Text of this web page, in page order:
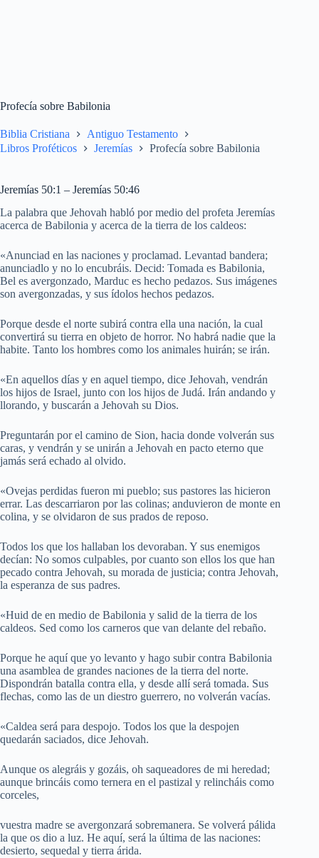
Profecía sobre Babilonia
Biblia Cristiana
Antiguo Testamento
Libros Proféticos
Jeremías Profecía sobre Babilonia
Jeremías 50:1 – Jeremías 50:46
La palabra que Jehovah habló por medio del profeta Jeremías
acerca de Babilonia y acerca de la tierra de los caldeos:
«Anunciad en las naciones y proclamad. Levantad bandera;
anunciadlo y no lo encubráis. Decid: Tomada es Babilonia,
Bel es avergonzado, Marduc es hecho pedazos. Sus imágenes
son avergonzadas, y sus ídolos hechos pedazos.
Porque desde el norte subirá contra ella una nación, la cual
convertirá su tierra en objeto de horror. No habrá nadie que la
habite. Tanto los hombres como los animales huirán; se irán.
«En aquellos días y en aquel tiempo, dice Jehovah, vendrán
los hijos de Israel, junto con los hijos de Judá. Irán andando y
llorando, y buscarán a Jehovah su Dios.
Preguntarán por el camino de Sion, hacia donde volverán sus
caras, y vendrán y se unirán a Jehovah en pacto eterno que
jamás será echado al olvido.
«Ovejas perdidas fueron mi pueblo; sus pastores las hicieron
errar. Las descarriaron por las colinas; anduvieron de monte en
colina, y se olvidaron de sus prados de reposo.
Todos los que los hallaban los devoraban. Y sus enemigos
decían: No somos culpables, por cuanto son ellos los que han
pecado contra Jehovah, su morada de justicia; contra Jehovah,
la esperanza de sus padres.
«Huid de en medio de Babilonia y salid de la tierra de los
caldeos. Sed como los carneros que van delante del rebaño.
Porque he aquí que yo levanto y hago subir contra Babilonia
una asamblea de grandes naciones de la tierra del norte.
Dispondrán batalla contra ella, y desde allí será tomada. Sus
flechas, como las de un diestro guerrero, no volverán vacías.
«Caldea será para despojo. Todos los que la despojen
quedarán saciados, dice Jehovah.
Aunque os alegráis y gozáis, oh saqueadores de mi heredad;
aunque brincáis como ternera en el pastizal y relincháis como
corceles,
vuestra madre se avergonzará sobremanera. Se volverá pálida
la que os dio a luz. He aquí, será la última de las naciones:
desierto, sequedal y tierra árida.